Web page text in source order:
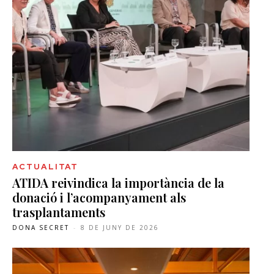
ACTUALITAT
ATIDA reivindica la importància de la
donació i l’acompanyament als
trasplantaments
DONA SECRET - 8 DE JUNY DE 2026